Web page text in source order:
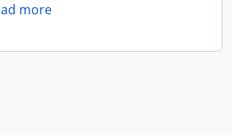
more